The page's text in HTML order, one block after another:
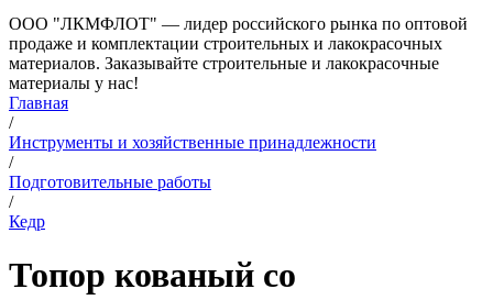
ООО "ЛКМФЛОТ" — лидер российского рынка по оптовой
продаже и комплектации строительных и лакокрасочных
материалов. Заказывайте строительные и лакокрасочные
материалы у нас!
Главная
/
Инструменты и хозяйственные принадлежности
/
Подготовительные работы
/
Кедр
Топор кованый со